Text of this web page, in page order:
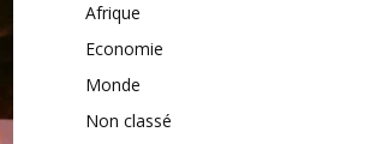
Afrique
Economie
Monde
Non classé